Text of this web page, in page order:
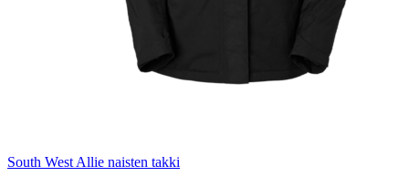
South West Allie naisten takki